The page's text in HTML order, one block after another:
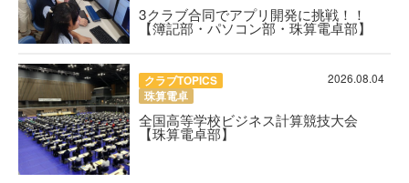
3クラブ合同でアプリ開発に挑戦！！
【簿記部・パソコン部・珠算電卓部】
クラブTOPICS
珠算電卓
2026.08.04
全国高等学校ビジネス計算競技大会
【珠算電卓部】